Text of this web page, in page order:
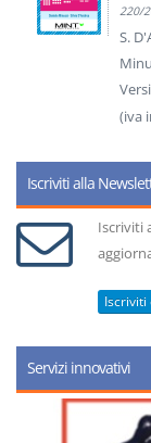
220/
S.
(iva
Iscriviti alla
Iscriviti
Iscriviti
Servizi innovativi